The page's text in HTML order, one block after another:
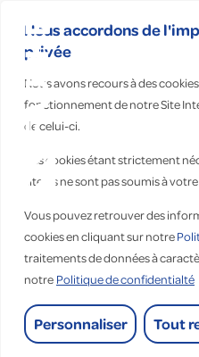
Nous accordons de
privée
Nous avons recours à des
fonctionnement de notre Site
de celui-ci.
Ces cookies étant strictement
site, ils ne sont pas soumis à
Vous pouvez retrouver des
cookies en cliquant sur notre
traitements de données à
notre Politique de confidentialté
Personnaliser Tout
IDF
Accueil >
Centre de services de Lille - Fauché
Centre de
Fauché
Normandie